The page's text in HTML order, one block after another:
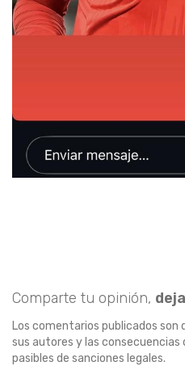
Comparte tu opinión,
Los comentarios publicados son
sus autores y las consecuencias
pasibles de sanciones legales.